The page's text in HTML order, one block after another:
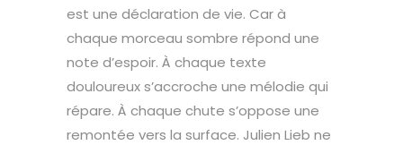
est une déclaration de vie. Car à
chaque morceau sombre répond une
note d’espoir. À chaque texte
douloureux s’accroche une mélodie qui
répare. À chaque chute s’oppose une
remontée vers la surface. Julien Lieb ne